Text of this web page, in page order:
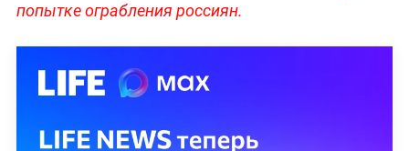
попытке ограбления россиян.